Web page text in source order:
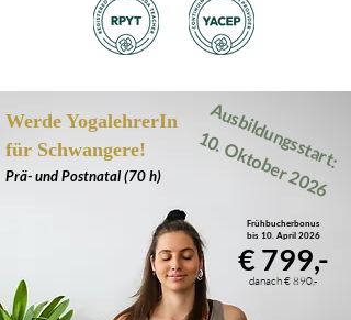
Werde YogalehrerIn
für Schwangere!
Ausbildungsstart:
10. Oktober 2026
Prä- und Postnatal (70 h)
Frühbucherbonus
bis 10. April 2026
danach € 890,-
€ 799,-